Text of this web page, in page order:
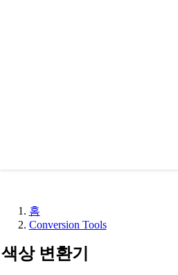
홈
Conversion Tools
색상 변환기